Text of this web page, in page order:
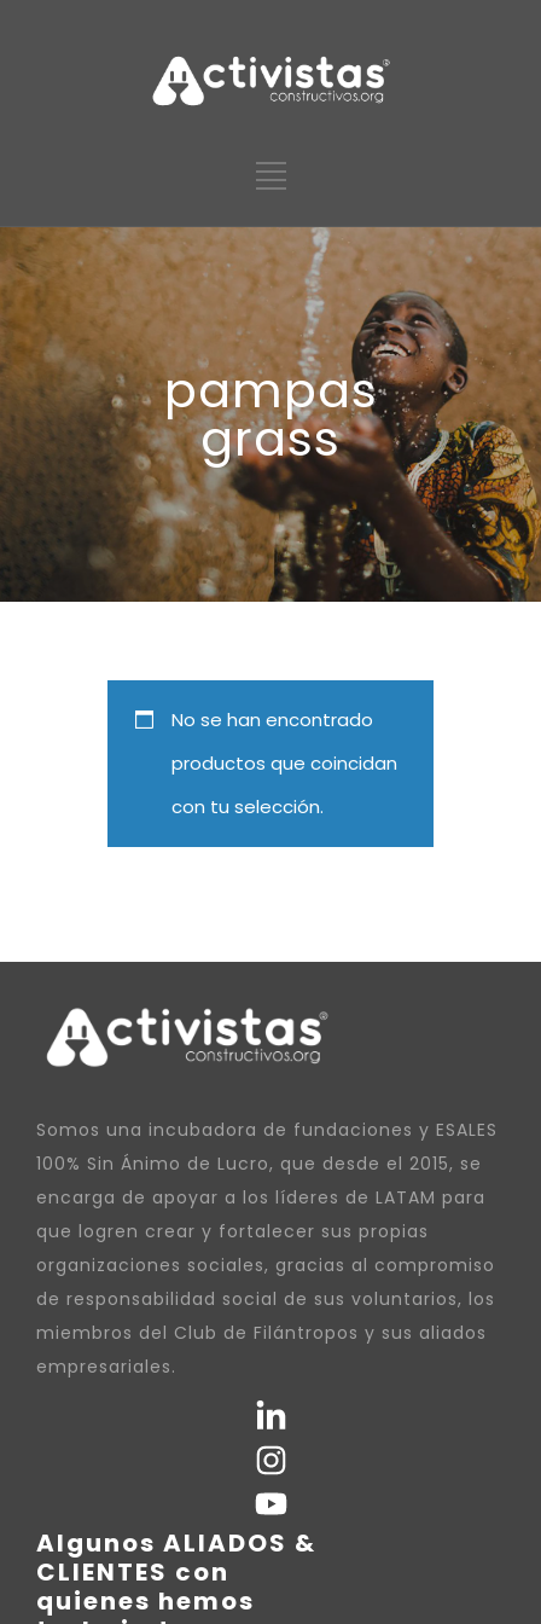
pampas
grass
No se han encontrado
productos que coincidan
con tu selección.
Somos una incubadora de fundaciones y ESALES
100% Sin Ánimo de Lucro, que desde el 2015, se
encarga de apoyar a los líderes de LATAM para
que logren crear y fortalecer sus propias
organizaciones sociales, gracias al compromiso
de responsabilidad social de sus voluntarios, los
miembros del Club de Filántropos y sus aliados
empresariales.
Algunos ALIADOS &
CLIENTES con
quienes hemos